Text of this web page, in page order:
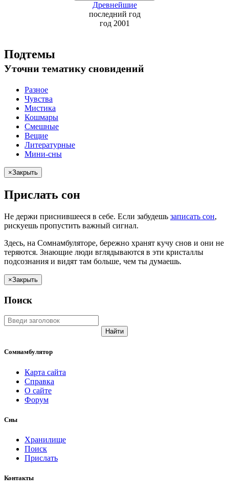
Древнейшие
последний год
год 2001
Подтемы
Уточни тематику сновидений
Разное
Чувства
Мистика
Кошмары
Смешные
Вещие
Литературные
Мини-сны
×Закрыть
Прислать сон
Не держи приснившееся в себе. Если забудешь записать сон,
рискуешь пропустить важный сигнал.
Здесь, на Сомнамбуляторе, бережно хранят кучу снов и они не
теряются. Знающие люди вглядываются в эти кристаллы
подсознания и видят там больше, чем ты думаешь.
×Закрыть
Поиск
Найти
Сомнамбулятор
Карта сайта
Справка
О сайте
Форум
Сны
Хранилище
Поиск
Прислать
Контакты